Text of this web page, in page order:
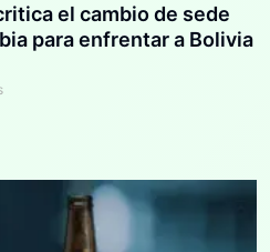
el cambio de sede
para enfrentar a Bolivia